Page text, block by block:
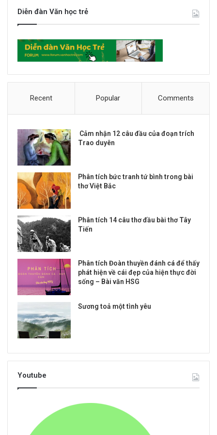
Diễn đàn Văn học trẻ
Recent Popular Comments
Cảm nhận 12 câu đầu của đoạn trích
Trao duyên
Phân tích bức tranh tứ bình trong bài
thơ Việt Bắc
Phân tích 14 câu thơ đầu bài thơ Tây
Tiến
Phân tích Đoàn thuyền đánh cá để thấy
phát hiện về cái đẹp của hiện thực đời
sống – Bài văn HSG
Sương toả một tình yêu
Youtube